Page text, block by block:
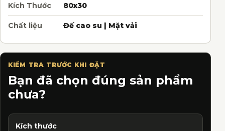
Kích Thước 80x30
Chất liệu Đế cao su | Mặt vải
KIỂM TRA TRƯỚC KHI ĐẶT
Bạn đã chọn đúng sản phẩm
chưa?
Kích thước